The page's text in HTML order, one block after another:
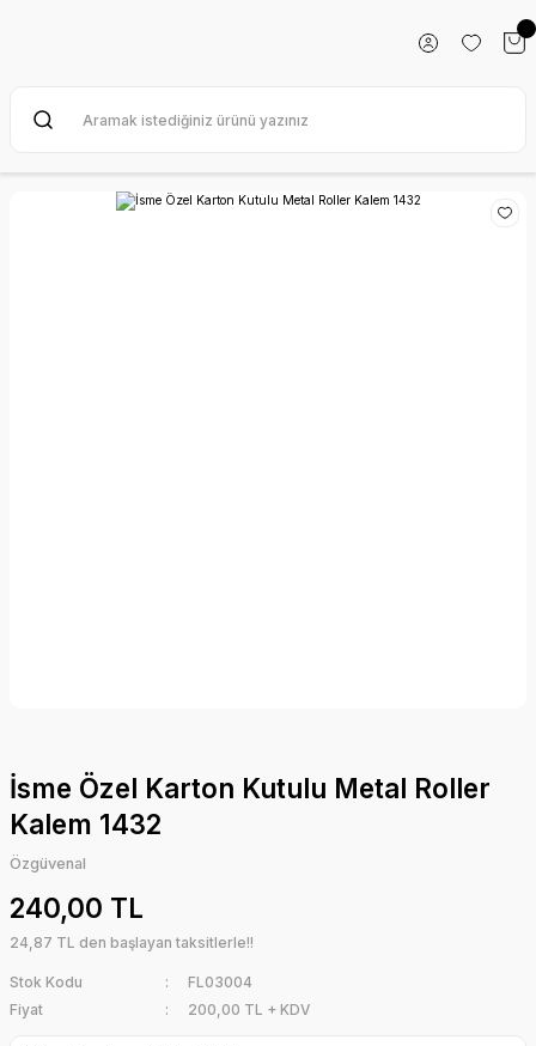
İsme Özel Karton Kutulu Metal Roller
Kalem 1432
Özgüvenal
240,00 TL
24,87 TL den başlayan taksitlerle!!
Stok Kodu
FL03004
Fiyat
200,00 TL + KDV